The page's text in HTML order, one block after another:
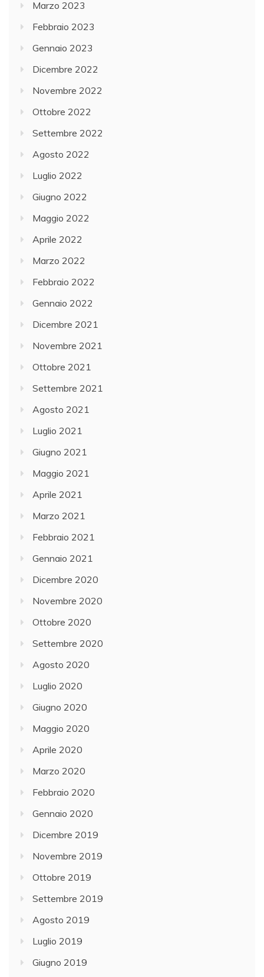
Marzo 2023
Febbraio 2023
Gennaio 2023
Dicembre 2022
Novembre 2022
Ottobre 2022
Settembre 2022
Agosto 2022
Luglio 2022
Giugno 2022
Maggio 2022
Aprile 2022
Marzo 2022
Febbraio 2022
Gennaio 2022
Dicembre 2021
Novembre 2021
Ottobre 2021
Settembre 2021
Agosto 2021
Luglio 2021
Giugno 2021
Maggio 2021
Aprile 2021
Marzo 2021
Febbraio 2021
Gennaio 2021
Dicembre 2020
Novembre 2020
Ottobre 2020
Settembre 2020
Agosto 2020
Luglio 2020
Giugno 2020
Maggio 2020
Aprile 2020
Marzo 2020
Febbraio 2020
Gennaio 2020
Dicembre 2019
Novembre 2019
Ottobre 2019
Settembre 2019
Agosto 2019
Luglio 2019
Giugno 2019